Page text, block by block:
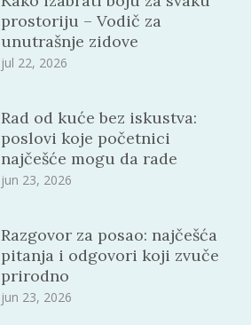
prostoriju – Vodič za
unutrašnje zidove
jul 22, 2026
Rad od kuće bez iskustva:
poslovi koje početnici
najčešće mogu da rade
jun 23, 2026
Razgovor za posao: najčešća
pitanja i odgovori koji zvuče
prirodno
jun 23, 2026